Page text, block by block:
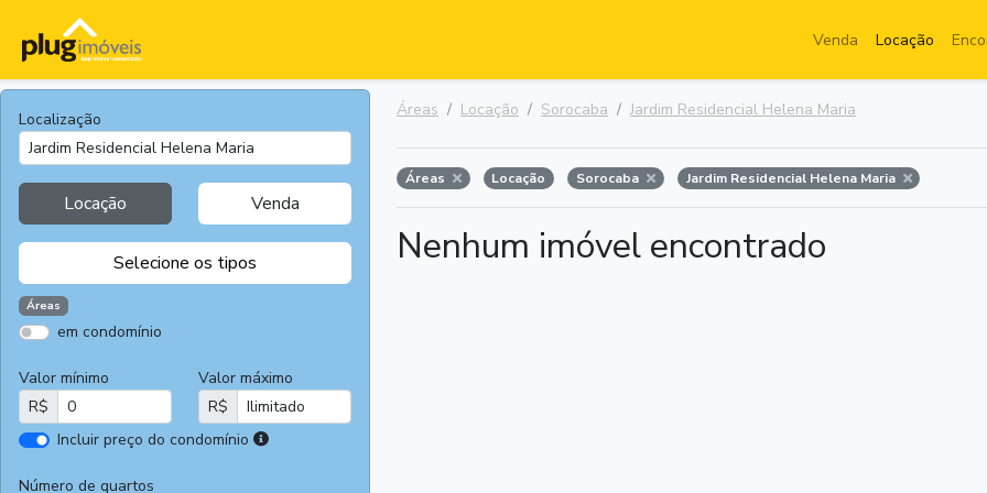
Venda Locação
Localização
Locação Venda
Selecione os tipos
Casas
Casas
Comerciais
Salas
Chácaras e
Áreas
em condomínio
Valor mínimo
R$
Valor máximo
R$
Incluir preço do condomínio
I
Número de quartos
Áreas Locação Sorocaba Jardim Residencial Helena Maria
Áreas Locação Sorocaba Jardim Residencial Helena Maria
Nenhum imóvel encontrado